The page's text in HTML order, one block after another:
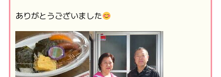
ありがとうございました